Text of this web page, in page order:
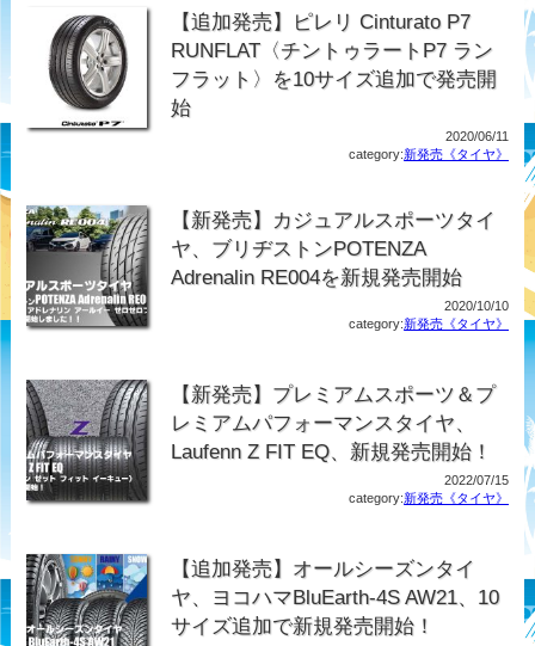
【追加発売】ピレリ Cinturato P7
RUNFLAT〈チントゥラートP7 ラン
フラット〉を10サイズ追加で発売開
始
2020/06/11
category:新発売《タイヤ》
【新発売】カジュアルスポーツタイ
ヤ、ブリヂストンPOTENZA
Adrenalin RE004を新規発売開始
2020/10/10
category:新発売《タイヤ》
【新発売】プレミアムスポーツ＆プ
レミアムパフォーマンスタイヤ、
Laufenn Z FIT EQ、新規発売開始！
2022/07/15
category:新発売《タイヤ》
【追加発売】オールシーズンタイ
ヤ、ヨコハマBluEarth-4S AW21、10
サイズ追加で新規発売開始！